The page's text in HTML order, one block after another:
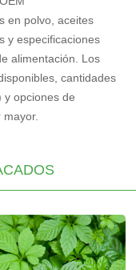
en polvo, aceites
y especificaciones
alimentación. Los
cantidades
y opciones de
mayor.